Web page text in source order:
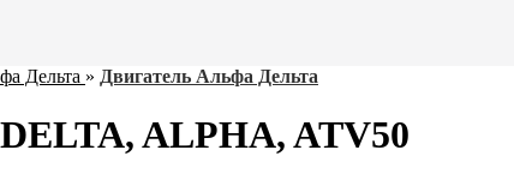
Дельта » Двигатель Альфа Дельта
ALPHA, ATV50